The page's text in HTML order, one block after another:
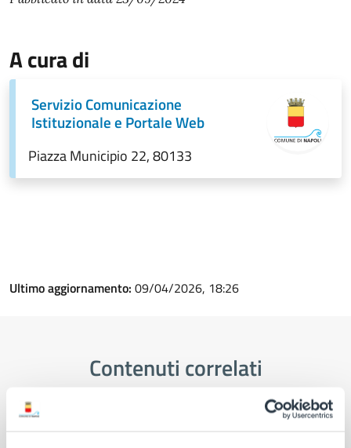
A cura di
Servizio Comunicazione
Istituzionale e Portale Web
Piazza Municipio 22, 80133
Ultimo aggiornamento: 09/04/2026, 18:26
Contenuti correlati